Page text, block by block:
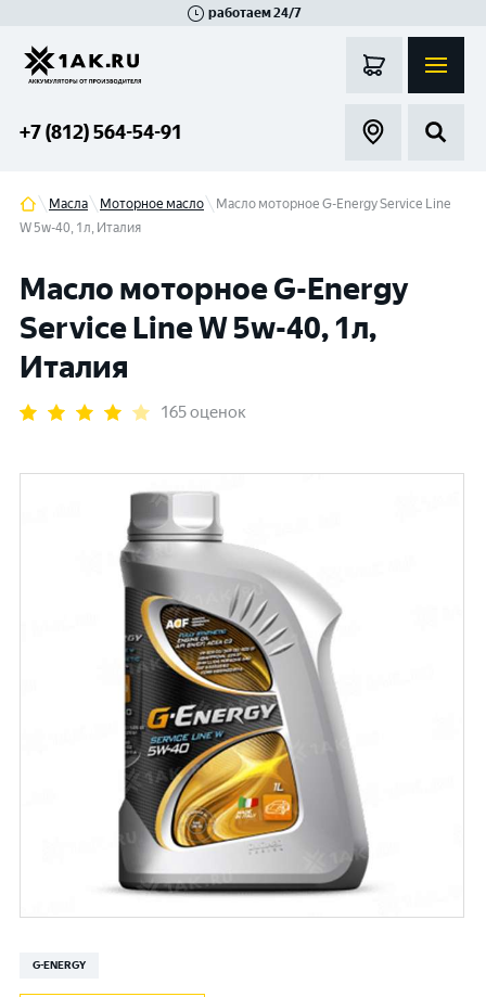
работаем 24/7
+7 (812) 564-54-91
Масла Моторное масло
Масло моторное G-Energy Service Line
W 5w-40, 1л, Италия
Масло моторное G-Energy
Service Line W 5w-40, 1л,
Италия
165 оценок
G-ENERGY
Гатчина